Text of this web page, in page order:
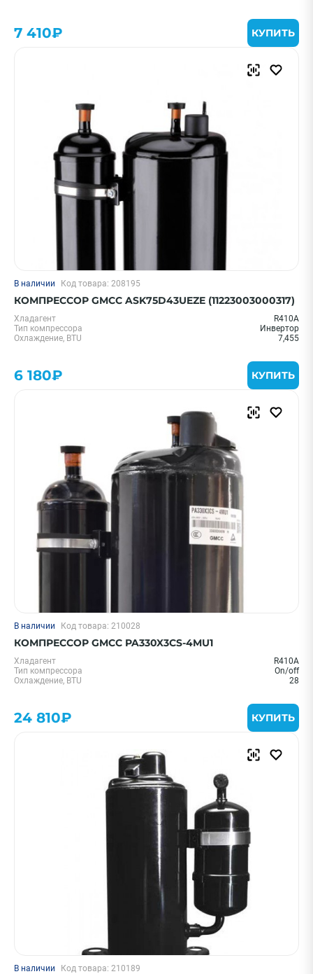
7 410₽ КУПИТЬ
В наличии Код товара: 208195
КОМПРЕССОР GMCC ASK75D43UEZE (11223003000317)
Хладагент
R410A
Тип компрессора
Инвертор
Охлаждение, BTU
7,455
6 180₽ КУПИТЬ
В наличии Код товара: 210028
КОМПРЕССОР GMCC PA330X3CS-4MU1
Хладагент
R410A
Тип компрессора
On/off
Охлаждение, BTU
28
24 810₽ КУПИТЬ
В наличии Код товара: 210189